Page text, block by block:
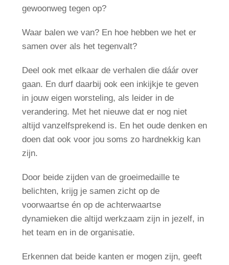
gewoonweg tegen op?
Waar balen we van? En hoe hebben we het er
samen over als het tegenvalt?
Deel ook met elkaar de verhalen die dáár over
gaan. En durf daarbij ook een inkijkje te geven
in jouw eigen worsteling, als leider in de
verandering. Met het nieuwe dat er nog niet
altijd vanzelfsprekend is. En het oude denken en
doen dat ook voor jou soms zo hardnekkig kan
zijn.
Door beide zijden van de groeimedaille te
belichten, krijg je samen zicht op de
voorwaartse én op de achterwaartse
dynamieken die altijd werkzaam zijn in jezelf, in
het team en in de organisatie.
Erkennen dat beide kanten er mogen zijn, geeft